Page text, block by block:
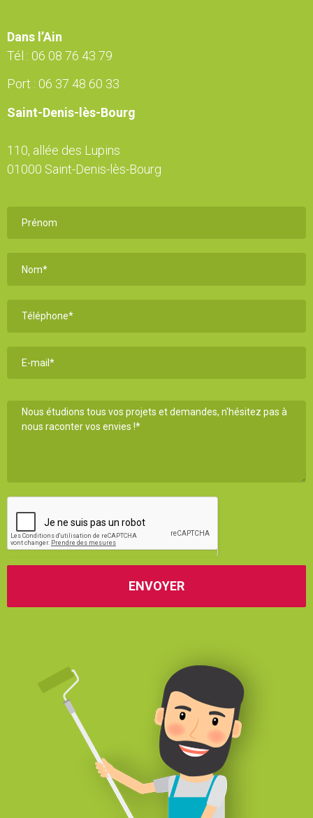
Dans l’Ain
Tél : 06 08 76 43 79
Port : 06 37 48 60 33
Saint-Denis-lès-Bourg
110, allée des Lupins
01000 Saint-Denis-lès-Bourg